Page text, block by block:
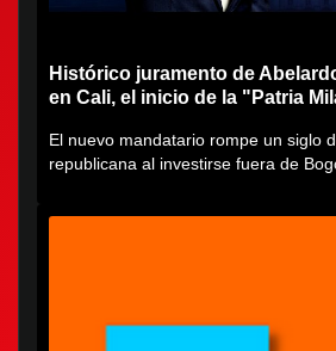
Histórico juramento de
en Cali, el inicio de la "Patria
El nuevo mandatario rompe un siglo
republicana al investirse fuera de